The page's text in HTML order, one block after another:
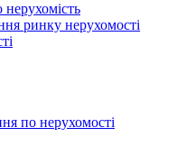
ринку нерухомості
по нерухомості